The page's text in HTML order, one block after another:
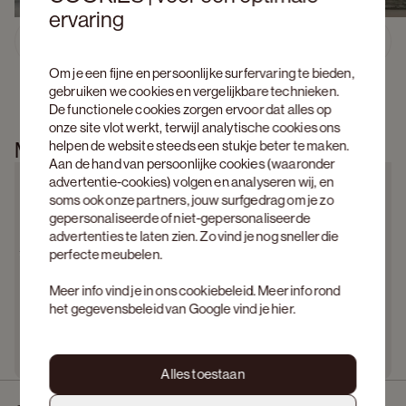
ervaring
Om je een fijne en persoonlijke surfervaring te bieden,
gebruiken we cookies en vergelijkbare technieken.
De functionele cookies zorgen ervoor dat alles op
onze site vlot werkt, terwijl analytische cookies ons
helpen de website steeds een stukje beter te maken.
Aan de hand van persoonlijke cookies (waaronder
advertentie-cookies) volgen en analyseren wij, en
soms ook onze partners, jouw surfgedrag om je zo
gepersonaliseerde of niet-gepersonaliseerde
advertenties te laten zien. Zo vind je nog sneller die
perfecte meubelen.
Meer info vind je in onscookiebeleid. Meer info rond
het gegevensbeleid van Google vind jehier.
Alles toestaan
Meer informatie